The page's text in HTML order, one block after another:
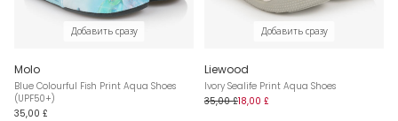
Добавить сразу
Molo
Blue Colourful Fish Print Aqua Shoes
(UPF50+)
35,00 £
Добавить сразу
Liewood
Ivory Sealife Print Aqua Shoes
35,00 £18,00 £